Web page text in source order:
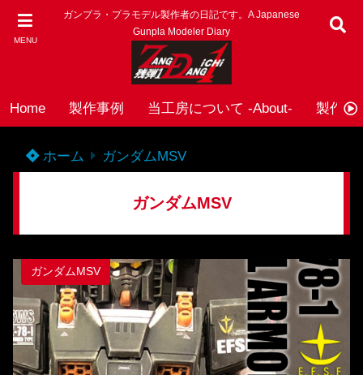
MENU
ガンプラ・プラモデル製作者の日記です。A Japanese
Gunpla Modeler Diary
Home 製作事例 当工房について -About- 製作依
ホーム ガンダムMSV
ガンダムMSV
ガンダムMSV